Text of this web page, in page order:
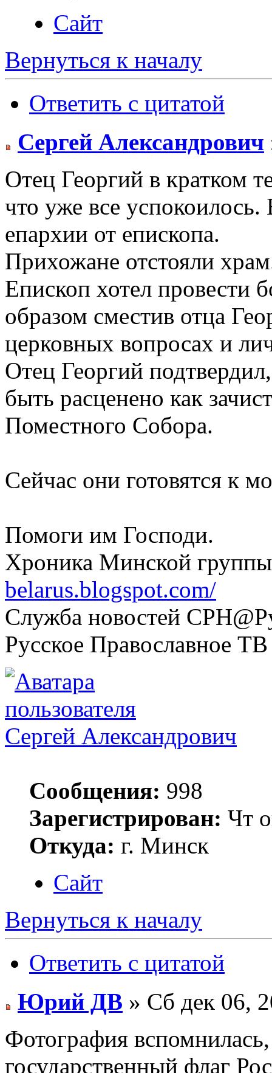
Сайт
Вернуться к началу
Ответить с цитатой
Сергей Александрович
Отец Георгий в кратком
что уже все
епархии от епископа.
Прихожане отстояли
Епископ хотел провести
образом сместив отца
церковных вопросах и
Отец Георгий
быть расценено как
Поместного Собора.
Сейчас они готовятся к
Помоги им Господи.
Хроника Минской
belarus.blogspot.com/
Служба новостей
Русское Православное
Сергей Александрович
Сообщения: 998
Зарегистрирован: Чт
Откуда: г. Минск
Сайт
Вернуться к началу
Ответить с цитатой
Юрий ДВ » Сб дек 06,
Фотография
государственный флаг